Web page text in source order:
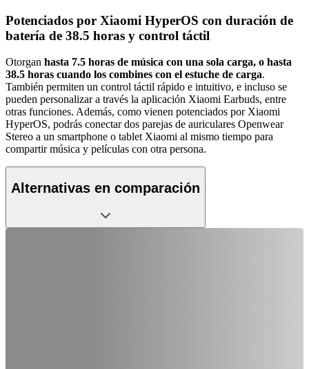
Potenciados por Xiaomi HyperOS con duración de
batería de 38.5 horas y control táctil
Otorgan hasta 7.5 horas de música con una sola carga, o hasta
38.5 horas cuando los combines con el estuche de carga.
También permiten un control táctil rápido e intuitivo, e incluso se
pueden personalizar a través la aplicación Xiaomi Earbuds, entre
otras funciones. Además, como vienen potenciados por Xiaomi
HyperOS, podrás conectar dos parejas de auriculares Openwear
Stereo a un smartphone o tablet Xiaomi al mismo tiempo para
compartir música y películas con otra persona.
Alternativas en comparación